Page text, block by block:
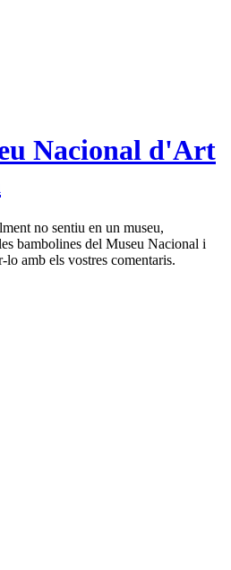
Nacional d'Art
no sentiu en un museu,
bambolines del Museu Nacional i
amb els vostres comentaris.